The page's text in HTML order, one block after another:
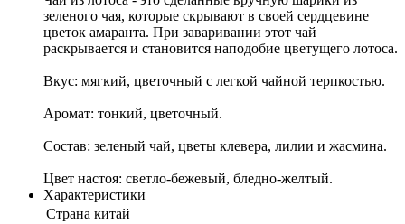
зеленого чая, которые скрывают в своей сердцевине
цветок амаранта. При заваривании этот чай
раскрывается и становится наподобие цветущего лотоса.
Вкус: мягкий, цветочный с легкой чайной терпкостью.
Аромат: тонкий, цветочный.
Состав: зеленый чай, цветы клевера, лилии и жасмина.
Цвет настоя: светло-бежевый, бледно-желтый.
Характеристики
Cтрана китай